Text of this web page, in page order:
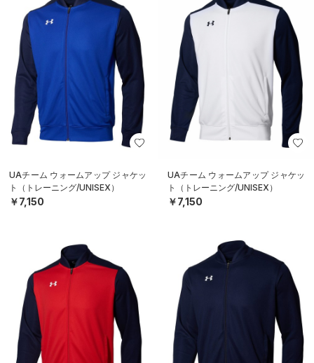
UAチーム ウォームアップ ジャケッ
ト（トレーニング/UNISEX）
￥7,150
UAチーム ウォームアップ ジャケッ
ト（トレーニング/UNISEX）
￥7,150